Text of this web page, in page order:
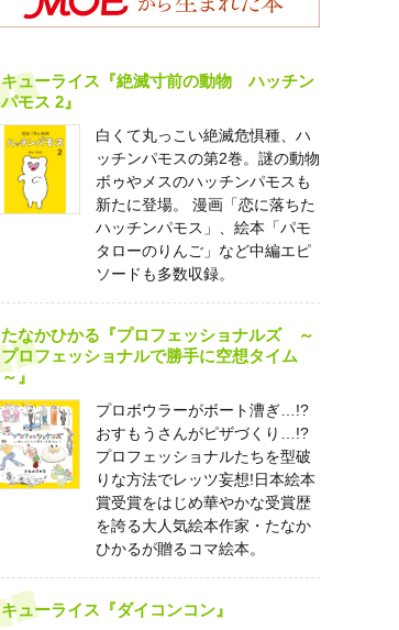
キューライス『絶滅寸前の動物 ハッチン
パモス 2』
白くて丸っこい絶滅危惧種、ハ
ッチンパモスの第2巻。謎の動物
ボゥやメスのハッチンパモスも
新たに登場。 漫画「恋に落ちた
ハッチンパモス」、絵本「パモ
タローのりんご」など中編エピ
ソードも多数収録。
たなかひかる『プロフェッショナルズ ～
プロフェッショナルで勝手に空想タイム
～』
プロボウラーがボート漕ぎ…!?
おすもうさんがピザづくり…!?
プロフェッショナルたちを型破
りな方法でレッツ妄想!日本絵本
賞受賞をはじめ華やかな受賞歴
を誇る大人気絵本作家・たなか
ひかるが贈るコマ絵本。
キューライス『ダイコンコン』